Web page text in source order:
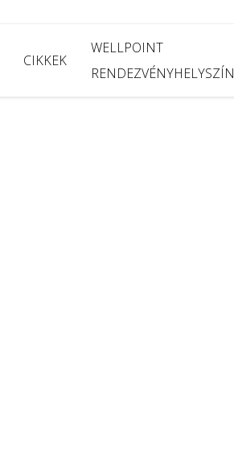
CIKKEK
WELLPOINT
RENDEZVÉNYHELYSZÍN